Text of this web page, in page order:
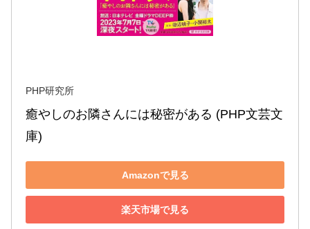
PHP研究所
癒やしのお隣さんには秘密がある (PHP文芸文
庫)
Amazonで見る
楽天市場で見る